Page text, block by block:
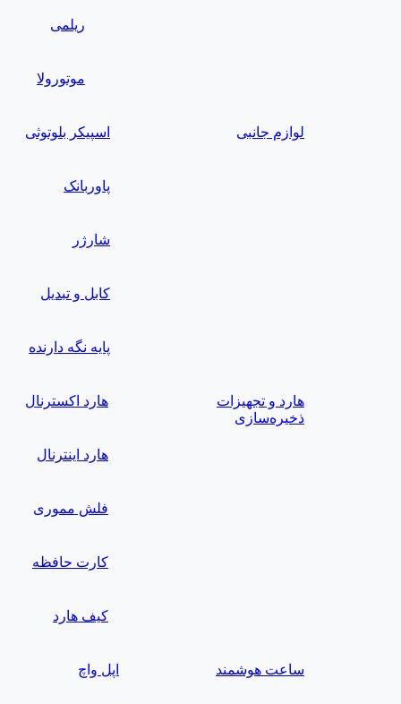
ریلمی
موتورولا
لوازم جانبی اسپیکر بلوتوثی
پاوربانک
شارژر
کابل و تبدیل
پایه نگه دارنده
هارد و تجهیزات
ذخیره‌سازی
هارد اکسترنال
هارد اینترنال
فلش مموری
کارت حافظه
کیف هارد
ساعت هوشمند اپل واچ